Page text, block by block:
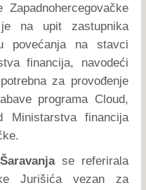
na upit zastupnika
povećanja na stavci
financija, navodeći
za provođenje
programa Cloud,
Ministarstva financija
se referirala
Jurišića vezan za